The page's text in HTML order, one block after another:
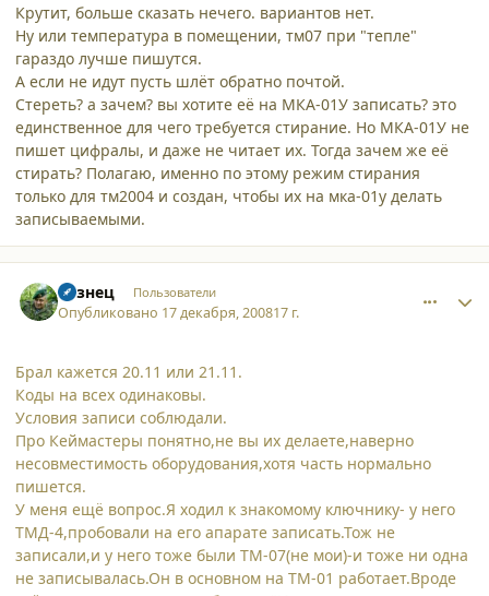
Крутит, больше сказать нечего. вариантов нет.
Ну или температура в помещении, тм07 при "тепле"
гараздо лучше пишутся.
А если не идут пусть шлёт обратно почтой.
Стереть? а зачем? вы хотите её на МКА-01У записать? это
единственное для чего требуется стирание. Но МКА-01У не
пишет цифралы, и даже не читает их. Тогда зачем же её
стирать? Полагаю, именно по этому режим стирания
только для тм2004 и создан, чтобы их на мка-01у делать
записываемыми.
Кузнец Пользователи
Опубликовано 17 декабря, 200817 г.
Брал кажется 20.11 или 21.11.
Коды на всех одинаковы.
Условия записи соблюдали.
Про Кеймастеры понятно,не вы их делаете,наверно
несовместимость оборудования,хотя часть нормально
пишется.
У меня ещё вопрос.Я ходил к знакомому ключнику- у него
ТМД-4,пробовали на его апарате записать.Тож не
записали,и у него тоже были ТМ-07(не мои)-и тоже ни одна
не записывалась.Он в основном на ТМ-01 работает.Вроде